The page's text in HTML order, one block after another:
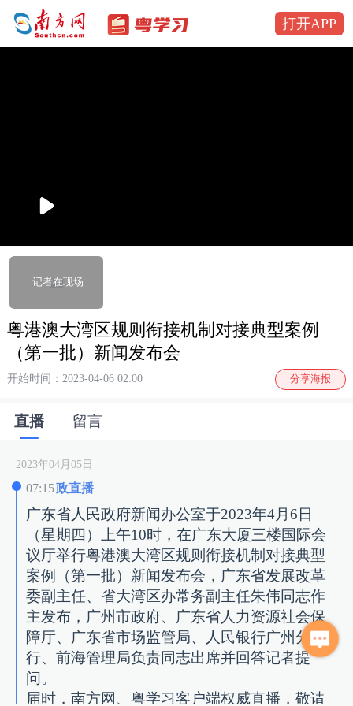
打开APP
播
记者在现场
粤港澳大湾区规则衔接机制对接典型案例
（第一批）新闻发布会
开始时间：2023-04-06 02:00 分享海报
直播 留言
2023年04月05日
07:15政直播
广东省人民政府新闻办公室于2023年4月6日
（星期四）上午10时，在广东大厦三楼国际会
议厅举行粤港澳大湾区规则衔接机制对接典型
案例（第一批）新闻发布会，广东省发展改革
委副主任、省大湾区办常务副主任朱伟同志作
主发布，广州市政府、广东省人力资源社会保
障厅、广东省市场监管局、人民银行广州分
行、前海管理局负责同志出席并回答记者提
问。
届时，南方网、粤学习客户端权威直播，敬请